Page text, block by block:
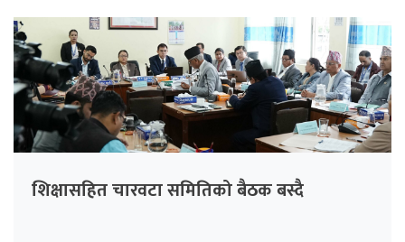
शिक्षासहित चारवटा समितिको बैठक बस्दै